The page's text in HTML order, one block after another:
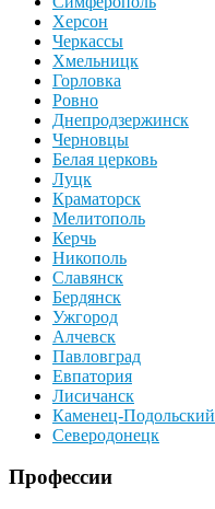
Херсон
Черкассы
Хмельницк
Горловка
Ровно
Днепродзержинск
Черновцы
Белая церковь
Луцк
Краматорск
Мелитополь
Керчь
Никополь
Славянск
Бердянск
Ужгород
Алчевск
Павловград
Евпатория
Лисичанск
Каменец-Подольский
Северодонецк
Профессии